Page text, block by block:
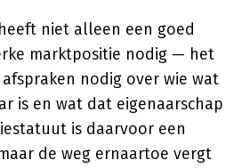
niet alleen een goed
marktpositie nodig — het
nodig over wie wat
is en wat dat eigenaarschap
is daarvoor een
de weg ernaartoe vergt